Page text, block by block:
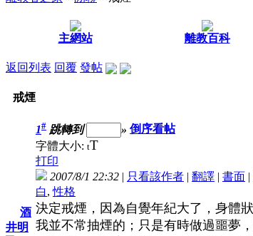
主網站 離教百科
返回列表 回覆 發帖
戒煙
酒
井明
1# 跳轉到 » 倒序看帖
字體大小: tT
打印
2007/8/1 22:32 | 只看該作者 | 翻譯 | 書面 |
白,性格
決定戒煙，因為自覺年紀大了，身體狀
我並不常抽煙的；只是有時做過噩夢